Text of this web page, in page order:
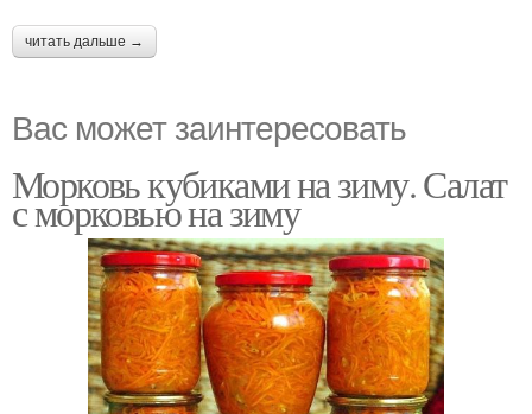
читать дальше →
Вас может заинтересовать
Морковь кубиками на зиму. Салат
с морковью на зиму